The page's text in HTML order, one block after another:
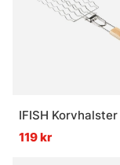
IFISH Korvhalster
119 kr